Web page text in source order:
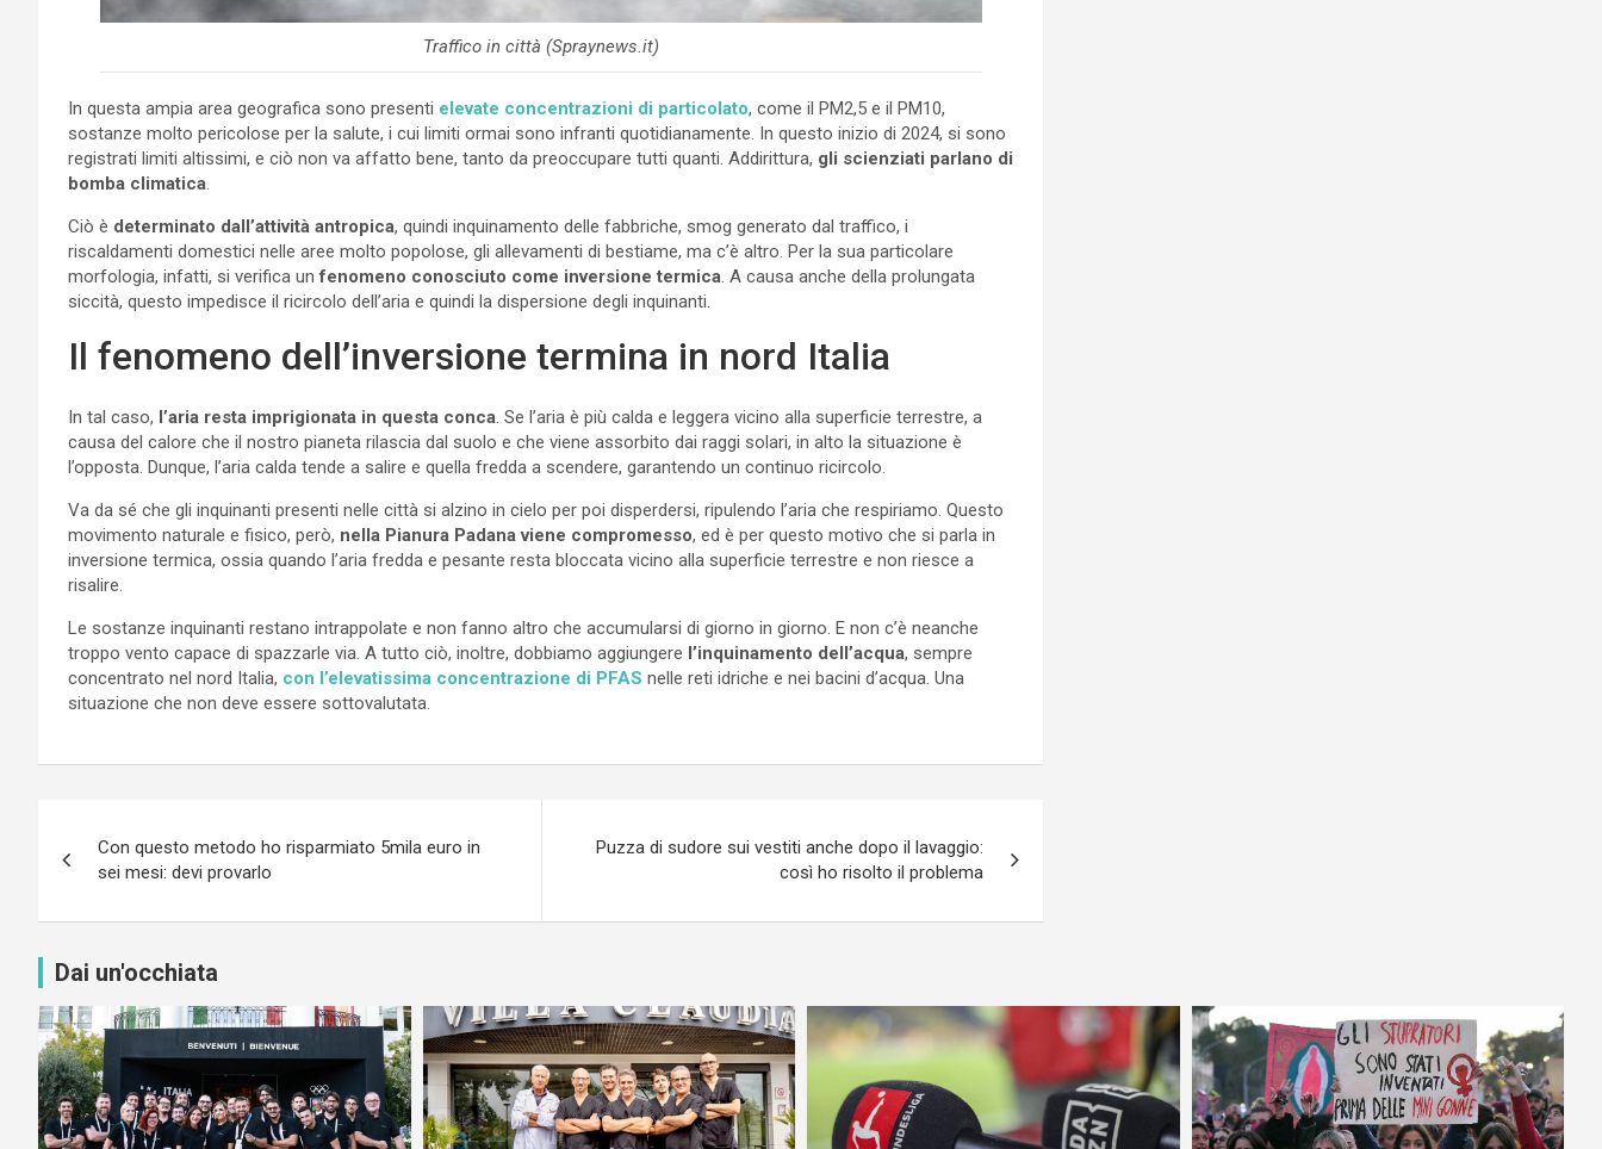
Traffico in città (Spraynews.it)
In questa ampia area geografica sono presenti elevate concentrazioni di particolato, come il PM2,5 e il PM10,
sostanze molto pericolose per la salute, i cui limiti ormai sono infranti quotidianamente. In questo inizio di 2024, si sono
registrati limiti altissimi, e ciò non va affatto bene, tanto da preoccupare tutti quanti. Addirittura, gli scienziati parlano di
bomba climatica
Ciò è determinato dall’attività antropica, quindi inquinamento delle fabbriche, smog generato dal traffico, i
riscaldamenti domestici nelle aree molto popolose, gli allevamenti di bestiame, ma c’è altro. Per la sua particolare
morfologia, infatti, si verifica unfenomeno conosciuto come inversione termica . A causa anche della prolungata
siccità, questo impedisce il ricircolo dell’aria e quindi la dispersione degli inquinanti.
Il fenomeno dell’inversione termina in nord Italia
In tal caso, l’aria resta imprigionata in questa conca . Se l’aria è più calda e leggera vicino alla superficie terrestre, a
causa del calore che il nostro pianeta rilascia dal suolo e che viene assorbito dai raggi solari, in alto la situazione è
l’opposta. Dunque, l’aria calda tende a salire e quella fredda a scendere, garantendo un continuo ricircolo.
Va da sé che gli inquinanti presenti nelle città si alzino in cielo per poi disperdersi, ripulendo l’aria che respiriamo. Questo
movimento naturale e fisico, però, nella Pianura Padana viene compromesso, ed è per questo motivo che si parla in
inversione termica, ossia quando l’aria fredda e pesante resta bloccata vicino alla superficie terrestre e non riesce a
risalire.
Le sostanze inquinanti restano intrappolate e non fanno altro che accumularsi di giorno in giorno. E non c’è neanche
troppo vento capace di spazzarle via. A tutto ciò, inoltre, dobbiamo aggiungere l’inquinamento dell’acqua, sempre
concentrato nel nord Italia, con l’elevatissima concentrazione di PFAS nelle reti idriche e nei bacini d’acqua. Una
situazione che non deve essere sottovalutata.
articoli
Con questo metodo ho risparmiato 5mila euro in
sei mesi: devi provarlo
Puzza di sudore sui vestiti anche dopo il lavaggio:
così ho risolto il problema
Dai un'occhiata